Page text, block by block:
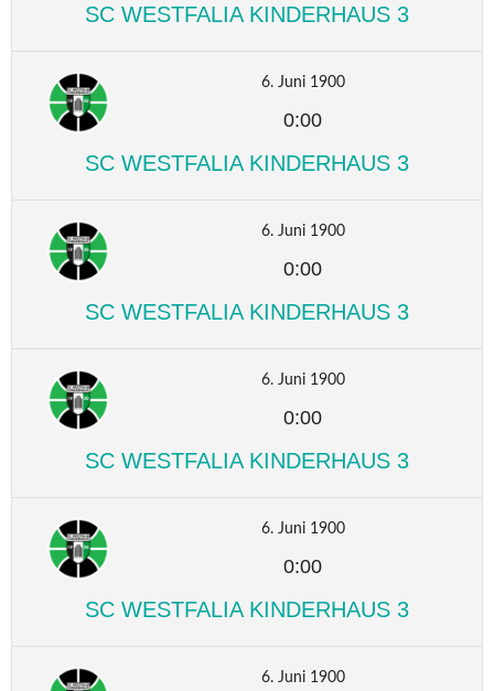
SC WESTFALIA KINDERHAUS 3
6. Juni 1900
0:00
SC WESTFALIA KINDERHAUS 3
6. Juni 1900
0:00
SC WESTFALIA KINDERHAUS 3
6. Juni 1900
0:00
SC WESTFALIA KINDERHAUS 3
6. Juni 1900
0:00
SC WESTFALIA KINDERHAUS 3
6. Juni 1900